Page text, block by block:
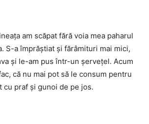
am scăpat fără voia mea paharul
S-a împrăștiat și fărâmituri mai mici,
și le-am pus într-un șervețel. Acum
că nu mai pot să le consum pentru
cu praf și gunoi de pe jos.